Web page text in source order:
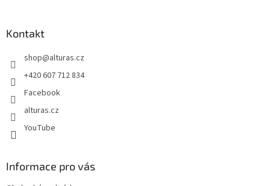
Kontakt
shop@alturas.cz
+420 607 712 834
Facebook
alturas.cz
YouTube
Informace pro vás